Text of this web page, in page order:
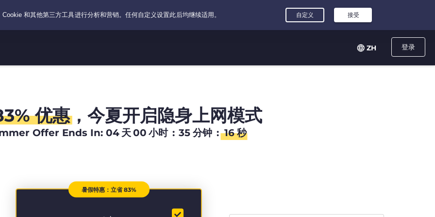
登录
ZH
优惠，今夏开启隐身上网模式
Offer Ends In: 04 天00 小时 : 35 分钟 : 16 秒
暑假特惠：立省 83%